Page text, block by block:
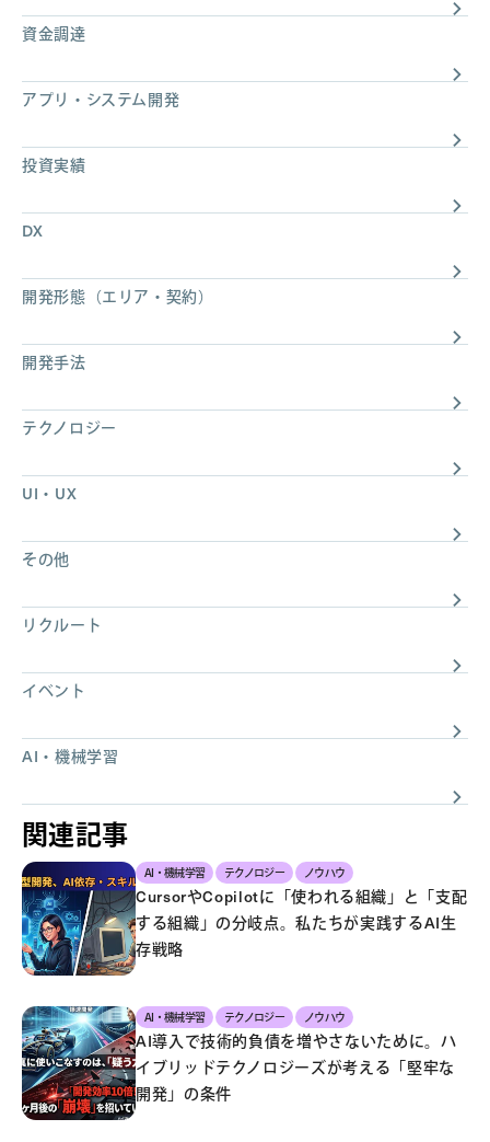
資金調達
アプリ・システム開発
投資実績
DX
開発形態（エリア・契約）
開発手法
テクノロジー
UI・UX
その他
リクルート
イベント
AI・機械学習
関連記事
AI・機械学習 テクノロジー ノウハウ
CursorやCopilotに「使われる組織」と「支配
する組織」の分岐点。私たちが実践するAI生
存戦略
AI・機械学習 テクノロジー ノウハウ
AI導入で技術的負債を増やさないために。ハ
イブリッドテクノロジーズが考える「堅牢な
開発」の条件